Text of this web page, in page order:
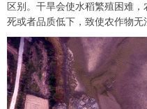
区别。干旱会使水稻繁殖困难
死或者品质低下，致使农作物无